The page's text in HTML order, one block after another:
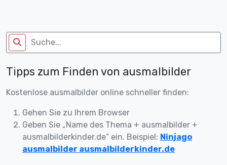
Tipps zum Finden von ausmalbilder
Kostenlose ausmalbilder online schneller finden:
Gehen Sie zu Ihrem Browser
Geben Sie „Name des Thema + ausmalbilder +
ausmalbilderkinder.de“ ein. Beispiel: Ninjago
ausmalbilder ausmalbilderkinder.de